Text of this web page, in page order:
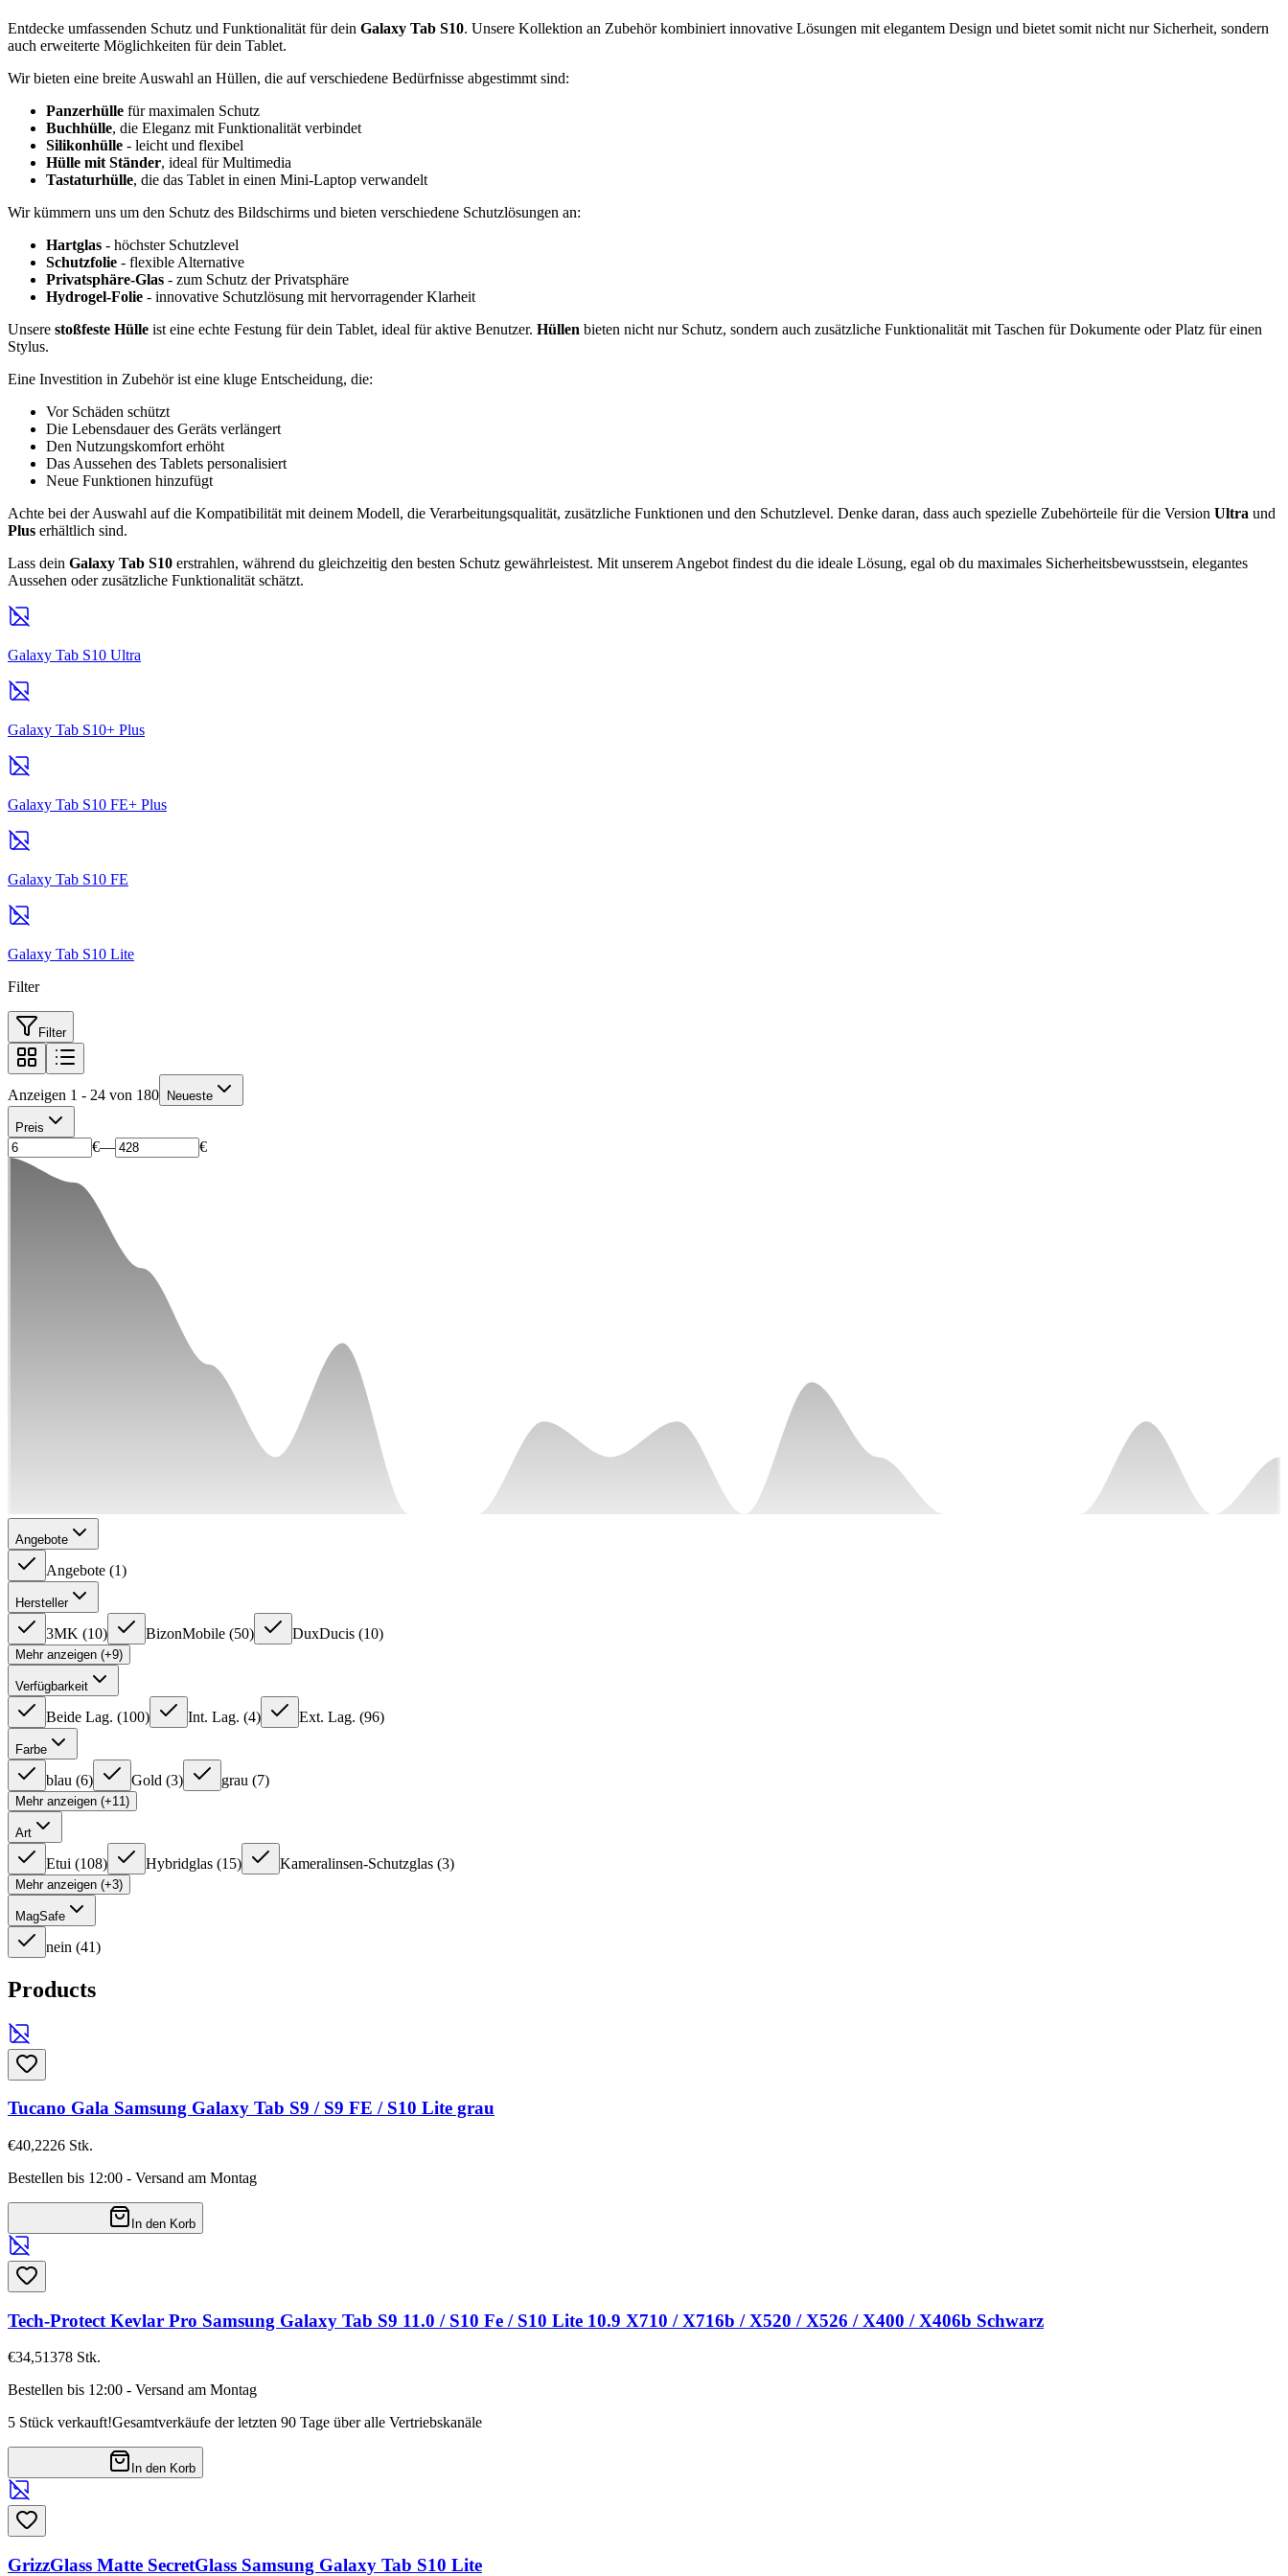
Entdecke umfassenden Schutz und Funktionalität für dein Galaxy Tab S10. Unsere Kollektion an Zubehör kombiniert innovative Lösungen mit elegantem Design und bietet somit nicht nur Sicherheit, sondern
auch erweiterte Möglichkeiten für dein Tablet.
Wir bieten eine breite Auswahl an Hüllen, die auf verschiedene Bedürfnisse abgestimmt sind:
Panzerhülle für maximalen Schutz
Buchhülle, die Eleganz mit Funktionalität verbindet
Silikonhülle - leicht und flexibel
Hülle mit Ständer, ideal für Multimedia
Tastaturhülle, die das Tablet in einen Mini-Laptop verwandelt
Wir kümmern uns um den Schutz des Bildschirms und bieten verschiedene Schutzlösungen an:
Hartglas - höchster Schutzlevel
Schutzfolie - flexible Alternative
Privatsphäre-Glas - zum Schutz der Privatsphäre
Hydrogel-Folie - innovative Schutzlösung mit hervorragender Klarheit
Unsere stoßfeste Hülle ist eine echte Festung für dein Tablet, ideal für aktive Benutzer. Hüllen bieten nicht nur Schutz, sondern auch zusätzliche Funktionalität mit Taschen für Dokumente oder Platz für einen
Stylus.
Eine Investition in Zubehör ist eine kluge Entscheidung, die:
Vor Schäden schützt
Die Lebensdauer des Geräts verlängert
Den Nutzungskomfort erhöht
Das Aussehen des Tablets personalisiert
Neue Funktionen hinzufügt
Achte bei der Auswahl auf die Kompatibilität mit deinem Modell, die Verarbeitungsqualität, zusätzliche Funktionen und den Schutzlevel. Denke daran, dass auch spezielle Zubehörteile für die Version Ultra und
Plus erhältlich sind.
Lass dein Galaxy Tab S10 erstrahlen, während du gleichzeitig den besten Schutz gewährleistest. Mit unserem Angebot findest du die ideale Lösung, egal ob du maximales Sicherheitsbewusstsein, elegantes
Aussehen oder zusätzliche Funktionalität schätzt.
Galaxy Tab S10 Ultra
Galaxy Tab S10+ Plus
Galaxy Tab S10 FE+ Plus
Galaxy Tab S10 FE
Galaxy Tab S10 Lite
Filter
Filter
Anzeigen 1 - 24 von 180 Neueste
Preis
€— €
Angebote
Angebote (1)
Hersteller
3MK (10) BizonMobile (50) DuxDucis (10)
Mehr anzeigen (+9)
Verfügbarkeit
Beide Lag. (100) Int. Lag. (4) Ext. Lag. (96)
Farbe
blau (6) Gold (3) grau (7)
Mehr anzeigen (+11)
Art
Etui (108) Hybridglas (15) Kameralinsen-Schutzglas (3)
Mehr anzeigen (+3)
MagSafe
nein (41)
Products
Tucano Gala Samsung Galaxy Tab S9 / S9 FE / S10 Lite grau
€40,2226 Stk.
Bestellen bis 12:00 - Versand am Montag
In den Korb
Tech-Protect Kevlar Pro Samsung Galaxy Tab S9 11.0 / S10 Fe / S10 Lite 10.9 X710 / X716b / X520 / X526 / X400 / X406b Schwarz
€34,51378 Stk.
Bestellen bis 12:00 - Versand am Montag
5 Stück verkauft!Gesamtverkäufe der letzten 90 Tage über alle Vertriebskanäle
In den Korb
GrizzGlass Matte SecretGlass Samsung Galaxy Tab S10 Lite